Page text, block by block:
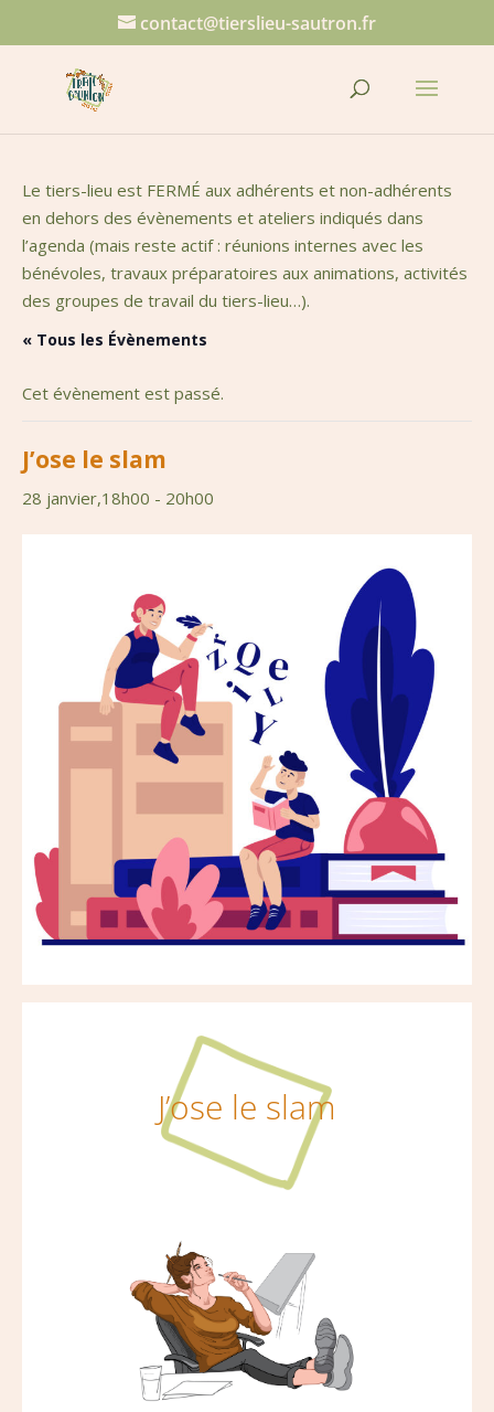
contact@tierslieu-sautron.fr
Le tiers-lieu est FERMÉ aux adhérents et non-adhérents
en dehors des évènements et ateliers indiqués dans
l’agenda (mais reste actif : réunions internes avec les
bénévoles, travaux préparatoires aux animations, activités
des groupes de travail du tiers-lieu…).
« Tous les Évènements
Cet évènement est passé.
J’ose le slam
28 janvier,18h00 - 20h00
J’ose le slam